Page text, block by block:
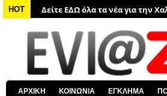
HOT
Δείτε ΕΔΩ όλες τις ειδήσεις
Δείτε ΕΔΩ όλα τα πολιτικά νέα
Δείτε ΕΔΩ τις αποκαλύψεις του
Δείτε ΕΔΩ όλα τα αστυνομικά
Δείτε ΕΔΩ όλα τα νέα από τον
ΑΡΧΙΚΗ ΚΟΙΝΩΝΙΑ ΕΓΚΛΗΜΑ